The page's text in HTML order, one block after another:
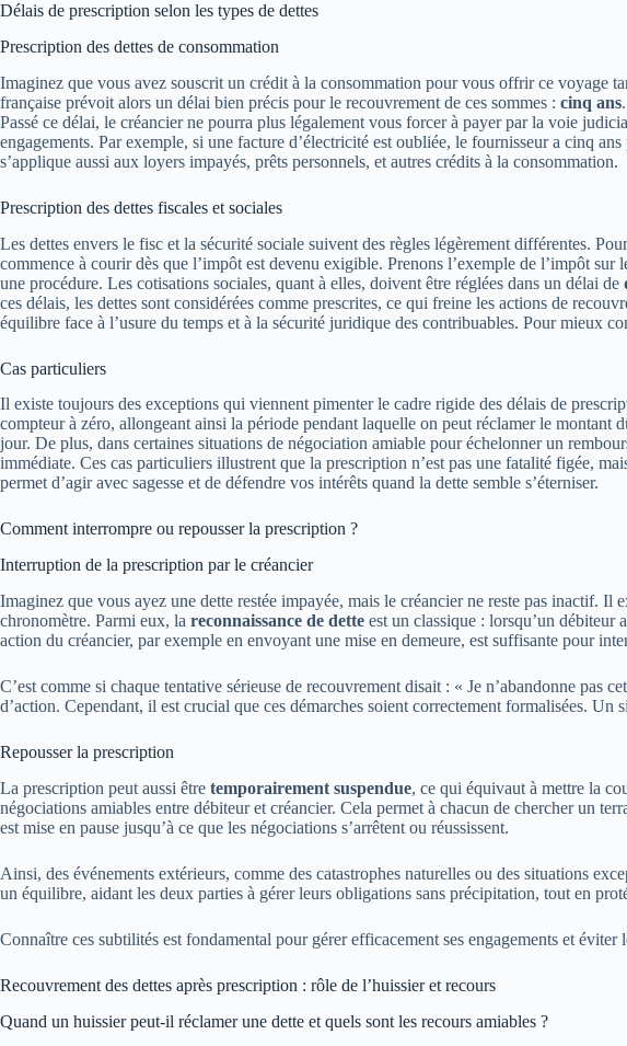
Délais de prescription selon les types de dettes
Prescription des dettes de consommation
Imaginez que vous avez souscrit un crédit à la consommation pour vous offrir ce voyage
française prévoit alors un délai bien précis pour le recouvrement de ces sommes : cinq ans
Passé ce délai, le créancier ne pourra plus légalement vous forcer à payer par la voie
engagements. Par exemple, si une facture d’électricité est oubliée, le fournisseur a cinq
s’applique aussi aux loyers impayés, prêts personnels, et autres crédits à la consommation.
Prescription des dettes fiscales et sociales
Les dettes envers le fisc et la sécurité sociale suivent des règles légèrement différentes.
commence à courir dès que l’impôt est devenu exigible. Prenons l’exemple de l’impôt
une procédure. Les cotisations sociales, quant à elles, doivent être réglées dans un délai de
ces délais, les dettes sont considérées comme prescrites, ce qui freine les actions de
équilibre face à l’usure du temps et à la sécurité juridique des contribuables. Pour mieux
Cas particuliers
Il existe toujours des exceptions qui viennent pimenter le cadre rigide des délais de
compteur à zéro, allongeant ainsi la période pendant laquelle on peut réclamer le montant
jour. De plus, dans certaines situations de négociation amiable pour échelonner un
immédiate. Ces cas particuliers illustrent que la prescription n’est pas une fatalité figée,
permet d’agir avec sagesse et de défendre vos intérêts quand la dette semble s’éterniser.
Comment interrompre ou repousser la prescription ?
Interruption de la prescription par le créancier
Imaginez que vous ayez une dette restée impayée, mais le créancier ne reste pas inactif.
chronomètre. Parmi eux, la reconnaissance de dette est un classique : lorsqu’un
action du créancier, par exemple en envoyant une mise en demeure, est suffisante pour
C’est comme si chaque tentative sérieuse de recouvrement disait : « Je n’abandonne pas
d’action. Cependant, il est crucial que ces démarches soient correctement formalisées. Un
Repousser la prescription
La prescription peut aussi être temporairement suspendue, ce qui équivaut à mettre la
négociations amiables entre débiteur et créancier. Cela permet à chacun de chercher un
est mise en pause jusqu’à ce que les négociations s’arrêtent ou réussissent.
Ainsi, des événements extérieurs, comme des catastrophes naturelles ou des situations
un équilibre, aidant les deux parties à gérer leurs obligations sans précipitation, tout en
Connaître ces subtilités est fondamental pour gérer efficacement ses engagements et
Recouvrement des dettes après prescription : rôle de l’huissier et recours
Quand un huissier peut-il réclamer une dette et quels sont les recours amiables ?